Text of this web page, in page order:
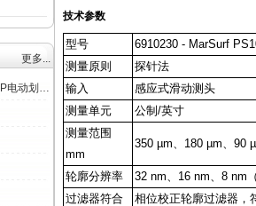
更多...
德国仪力信Erichsen430P电动划格试验仪
技术参数
型号
6910230 - MarSurf
测量原则
探针法
输入
感应式滑动测头
测量单元
公制/英寸
测量范围
mm
350 µm、180 µm、90
轮廓分辨率
32 nm、16 nm、8 nm
过滤器符合
相位校正轮廓过滤器，